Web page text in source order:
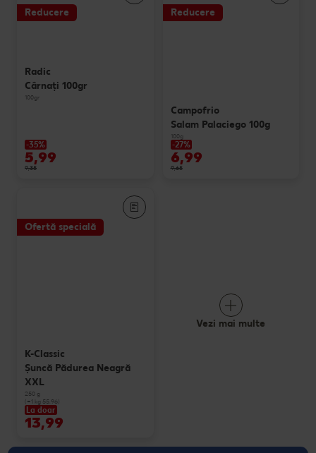
Reducere
Radic
Cârnaţi 100gr
100gr
-35%
5,99
9,35
Reducere
Campofrio
Salam Palaciego 100g
100g
-27%
6,99
9,65
Ofertă specială
K-Classic
Şuncă Pădurea Neagră
XXL
250 g
(=1 kg 55.96)
La doar
13,99
Vezi mai multe